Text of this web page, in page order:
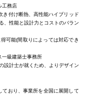
工務店
き付け断熱、高性能ハイブリッド
、性能と設計力とコストのバラン
可能(間取りによっては対応でき
一級建築士事務所
設計士が就くため、よりデザイン
おり、事業所を全国に展開して